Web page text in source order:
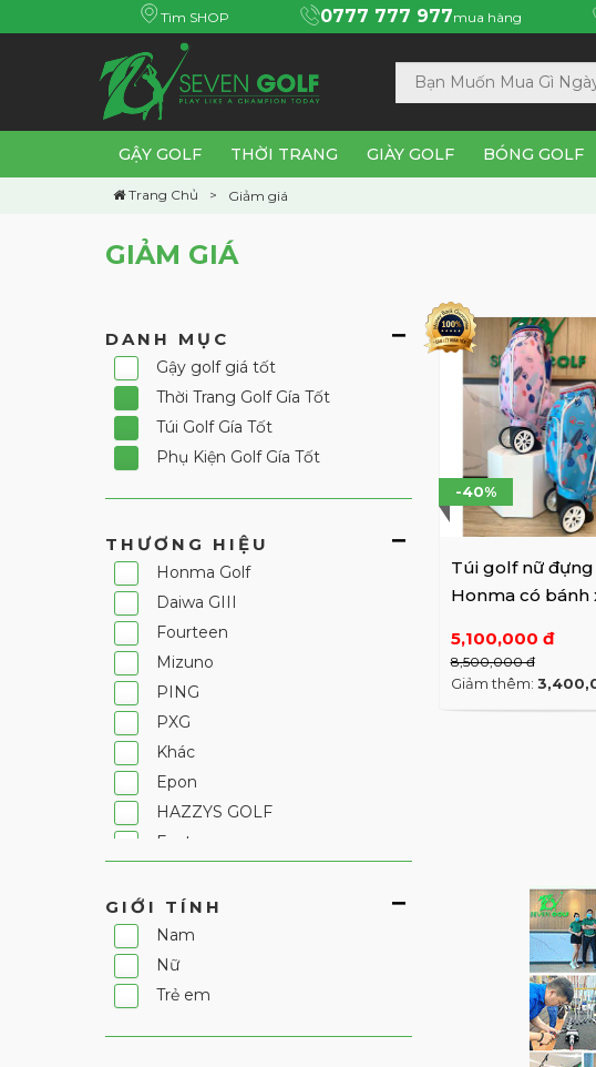
Tìm SHOP 0777 777 977mua hàng
GẬY GOLF THỜI TRANG GIÀY GOLF BÓNG GOLF
Trang Chủ Giảm giá
GIẢM GIÁ
DANH MỤC
Gậy golf giá tốt
Thời Trang Golf Gía Tốt
Túi Golf Gía Tốt
Phụ Kiện Golf Gía Tốt
THƯƠNG HIỆU
Honma Golf
Daiwa GIII
Fourteen
Mizuno
PING
PXG
Khác
Epon
HAZZYS GOLF
Fantom
Nikon
Champ
KITSON
Renoma
GIỚI TÍNH
Nam
Nữ
Trẻ em
Túi golf nữ đựng
Honma có bánh
5,100,000 đ
8,500,000 đ
-40%
Giảm thêm: